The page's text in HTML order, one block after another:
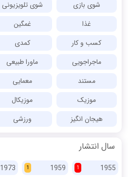
شوی بازی
شوی تلویزیونی
غذا
غمگین
کسب و کار
کمدی
ماجراجویی
ماورا طبیعی
مستند
معمایی
موزیک
موزیکال
هیجان انگیز
ورزشی
سال انتشار
1955
1
1959
1
1973